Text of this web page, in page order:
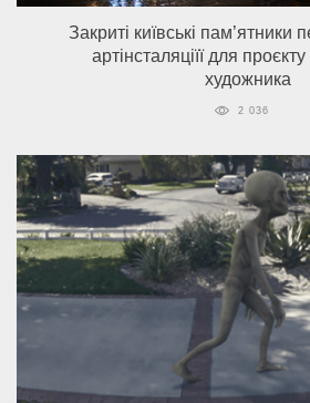
Закриті київські пам’ятники
артінсталяціїї для
художника
2 036